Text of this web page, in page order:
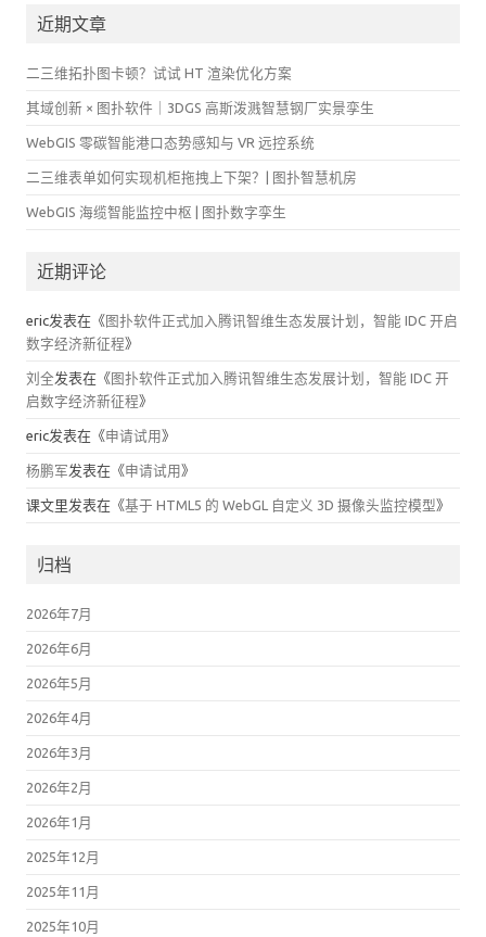
近期文章
二三维拓扑图卡顿？试试 HT 渲染优化方案
其域创新 × 图扑软件｜3DGS 高斯泼溅智慧钢厂实景孪生
WebGIS 零碳智能港口态势感知与 VR 远控系统
二三维表单如何实现机柜拖拽上下架？| 图扑智慧机房
WebGIS 海缆智能监控中枢 | 图扑数字孪生
近期评论
eric发表在《 图扑软件正式加入腾讯智维生态发展计划，智能 IDC 开启
数字经济新征程》
刘全发表在《 图扑软件正式加入腾讯智维生态发展计划，智能 IDC 开
启数字经济新征程》
eric发表在《申请试用 》
杨鹏军发表在《申请试用 》
课文里发表在《基于 HTML5 的 WebGL 自定义 3D 摄像头监控模型》
归档
2026年7月
2026年6月
2026年5月
2026年4月
2026年3月
2026年2月
2026年1月
2025年12月
2025年11月
2025年10月